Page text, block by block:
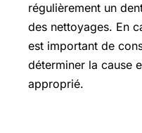
régulièrement un
des nettoyages. En
est important de
déterminer la cause
approprié.